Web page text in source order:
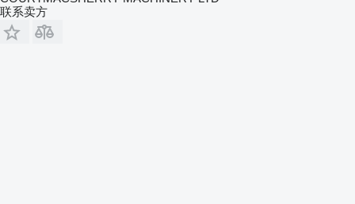
联系卖方